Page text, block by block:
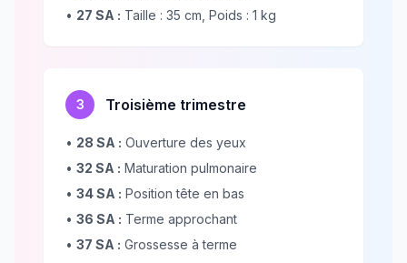
• 27 SA : Taille : 35 cm, Poids : 1 kg
3 Troisième trimestre
• 28 SA : Ouverture des yeux
• 32 SA : Maturation pulmonaire
• 34 SA : Position tête en bas
• 36 SA : Terme approchant
• 37 SA : Grossesse à terme